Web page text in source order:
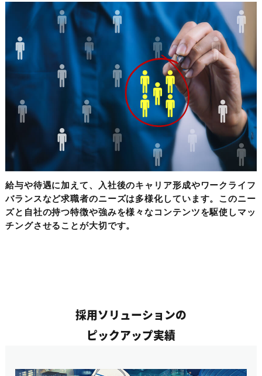
給与や待遇に加えて、入社後のキャリア形成やワークライフ
バランスなど求職者のニーズは多様化しています。このニー
ズと自社の持つ特徴や強みを様々なコンテンツを駆使しマッ
チングさせることが大切です。
採用ソリューションの
ピックアップ実績